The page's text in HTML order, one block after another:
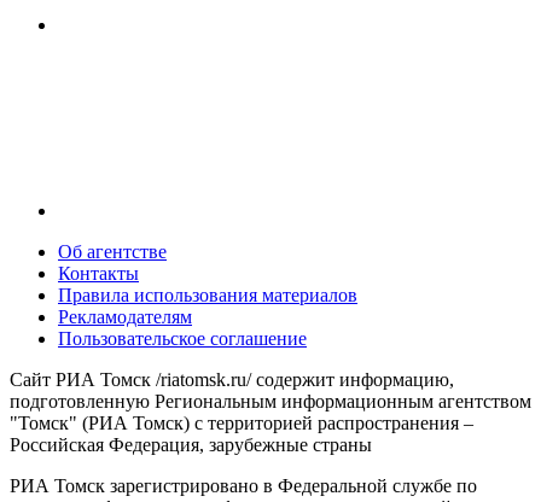
Об агентстве
Контакты
Правила использования материалов
Рекламодателям
Пользовательское соглашение
Сайт РИА Томск /riatomsk.ru/ содержит информацию,
подготовленную Региональным информационным агентством
"Томск" (РИА Томск) с территорией распространения –
Российская Федерация, зарубежные страны
РИА Томск зарегистрировано в Федеральной службе по